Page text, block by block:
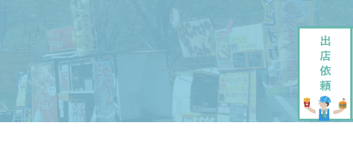
加盟申し込みフォーム
キッチンカーをはじめたい方へ
キッチンカー製作・販売
出店依頼フォーム
加盟キッチンカー紹介
企画・運営させていただきます